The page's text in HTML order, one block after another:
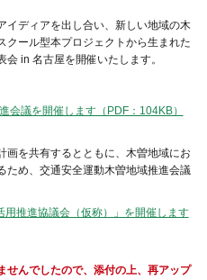
ディアを出し合い、新しい地域の木
クール型本プロジェクトから生まれた
in 名古屋を開催いたします。
会議を開催します（PDF：104KB）
を共有するとともに、木曽地域にお
ため、交通安全運動木曽地域推進会議
用推進協議会（仮称）」を開催します
んでしたので、添付の上、再アップ